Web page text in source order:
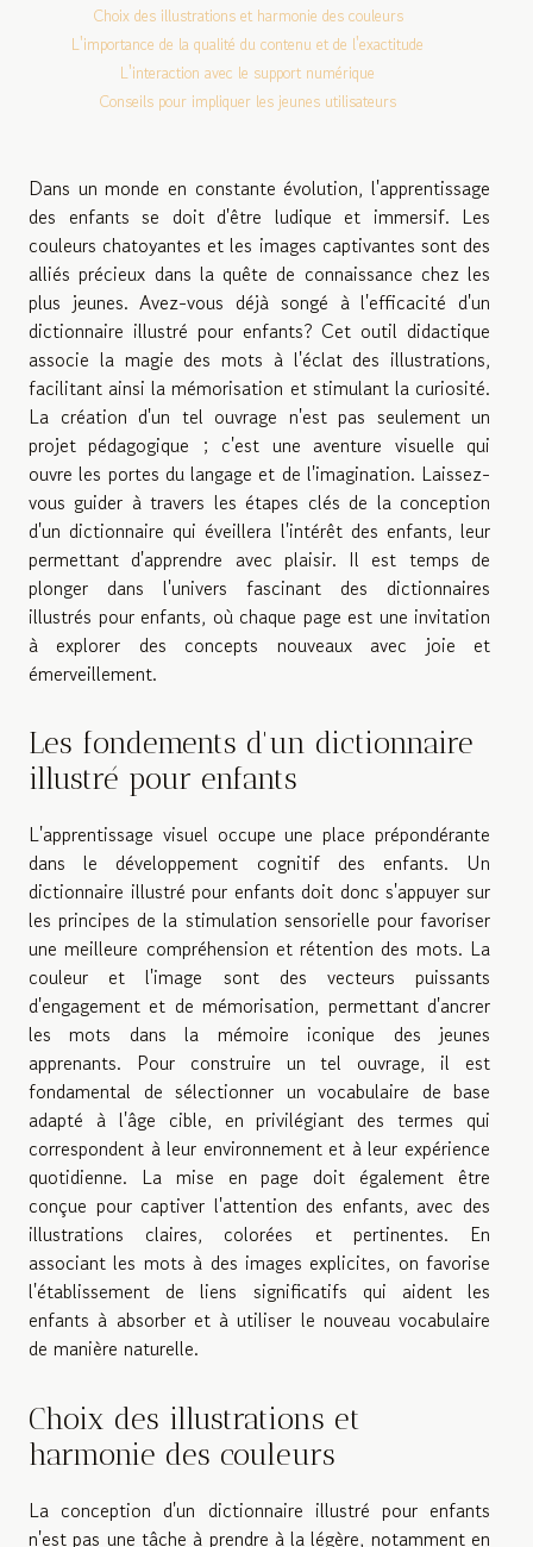
Choix des illustrations et harmonie des couleurs
L'importance de la qualité du contenu et de l'exactitude
L'interaction avec le support numérique
Conseils pour impliquer les jeunes utilisateurs
Dans un monde en constante évolution, l'apprentissage
des enfants se doit d'être ludique et immersif. Les
couleurs chatoyantes et les images captivantes sont des
alliés précieux dans la quête de connaissance chez les
plus jeunes. Avez-vous déjà songé à l'efficacité d'un
dictionnaire illustré pour enfants? Cet outil didactique
associe la magie des mots à l'éclat des illustrations,
facilitant ainsi la mémorisation et stimulant la curiosité.
La création d'un tel ouvrage n'est pas seulement un
projet pédagogique ; c'est une aventure visuelle qui
ouvre les portes du langage et de l'imagination. Laissez-
vous guider à travers les étapes clés de la conception
d'un dictionnaire qui éveillera l'intérêt des enfants, leur
permettant d'apprendre avec plaisir. Il est temps de
plonger dans l'univers fascinant des dictionnaires
illustrés pour enfants, où chaque page est une invitation
à explorer des concepts nouveaux avec joie et
émerveillement.
Les fondements d'un dictionnaire
illustré pour enfants
L'apprentissage visuel occupe une place prépondérante
dans le développement cognitif des enfants. Un
dictionnaire illustré pour enfants doit donc s'appuyer sur
les principes de la stimulation sensorielle pour favoriser
une meilleure compréhension et rétention des mots. La
couleur et l'image sont des vecteurs puissants
d'engagement et de mémorisation, permettant d'ancrer
les mots dans la mémoire iconique des jeunes
apprenants. Pour construire un tel ouvrage, il est
fondamental de sélectionner un vocabulaire de base
adapté à l'âge cible, en privilégiant des termes qui
correspondent à leur environnement et à leur expérience
quotidienne. La mise en page doit également être
conçue pour captiver l'attention des enfants, avec des
illustrations claires, colorées et pertinentes. En
associant les mots à des images explicites, on favorise
l'établissement de liens significatifs qui aident les
enfants à absorber et à utiliser le nouveau vocabulaire
de manière naturelle.
Choix des illustrations et
harmonie des couleurs
La conception d'un dictionnaire illustré pour enfants
n'est pas une tâche à prendre à la légère, notamment en